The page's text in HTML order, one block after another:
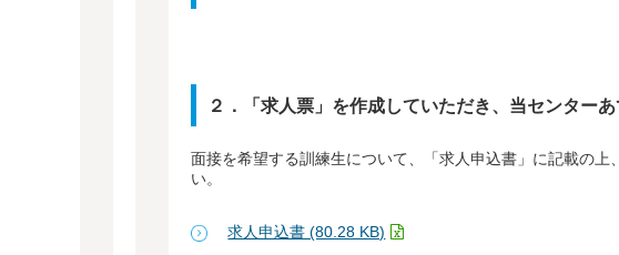
２．「求人票」を作成していただき、当センター
面接を希望する訓練生について、「求人申込書」に記載の上
い。
求人申込書 (80.28 KB)